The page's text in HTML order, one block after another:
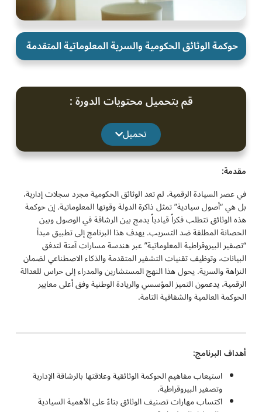
حوكمة الوثائق الحكومية والسرية المعلوماتية المتقدمة
قم بتحميل محتويات الدورة :
تحميل
مقدمة:
في عصر السيادة الرقمية، لم تعد الوثائق الحكومية مجرد سجلات إدارية،
بل هي “أصول سيادية” تمثل ذاكرة الدولة وقوتها المعلوماتية. إن حوكمة
هذه الوثائق تتطلب فكراً قيادياً يدمج بين الرشاقة في الوصول وبين
الحصانة المطلقة ضد التسريب. يهدف هذا البرنامج إلى تطبيق مبدأ
“تصفير البيروقراطية المعلوماتية” عبر هندسة مسارات آمنة لتدفق
البيانات، وتوظيف تقنيات التشفير المتقدمة والذكاء الاصطناعي لضمان
النزاهة والسرية. يحول هذا النهج المستشارين والمدراء إلى حراس للعدالة
الرقمية، يدعمون التميز المؤسسي والريادة الوطنية وفق أعلى معايير
الحوكمة العالمية والشفافية التامة.
أهداف البرنامج:
استيعاب مفاهيم الحوكمة الوثائقية وعلاقتها بالرشاقة الإدارية
وتصفير البيروقراطية.
اكتساب مهارات تصنيف الوثائق بناءً على الأهمية السيادية